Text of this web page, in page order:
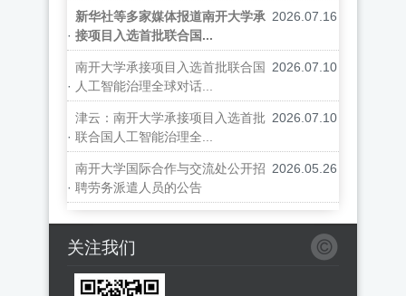
·
新华社等多家媒体报道南开大学承
接项目入选首批联合国...
2026.07.16
·
南开大学承接项目入选首批联合国
人工智能治理全球对话...
2026.07.10
·
津云：南开大学承接项目入选首批
联合国人工智能治理全...
2026.07.10
·
南开大学国际合作与交流处公开招
聘劳务派遣人员的公告
2026.05.26
关注我们